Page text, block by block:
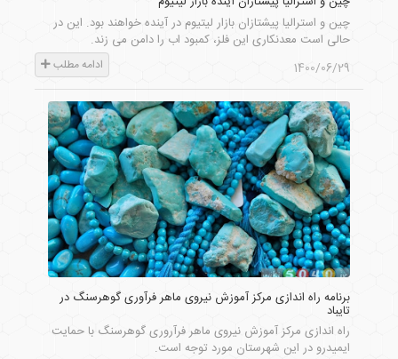
چین و استرالیا پیشتازان بازار لیتیوم در آینده خواهند بود. این در
حالی است معدنکاری این فلز، کمبود اب را دامن می زند.
1400/06/29
ادامه مطلب
برنامه راه اندازی مرکز آموزش نیروی ماهر فرآوری گوهرسنگ در
تایباد
راه اندازی مرکز آموزش نیروی ماهر فرآروری گوهرسنگ با حمایت
ایمیدرو در این شهرستان مورد توجه است.